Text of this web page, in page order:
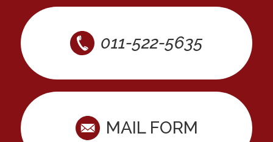
011-522-5635
MAIL FORM